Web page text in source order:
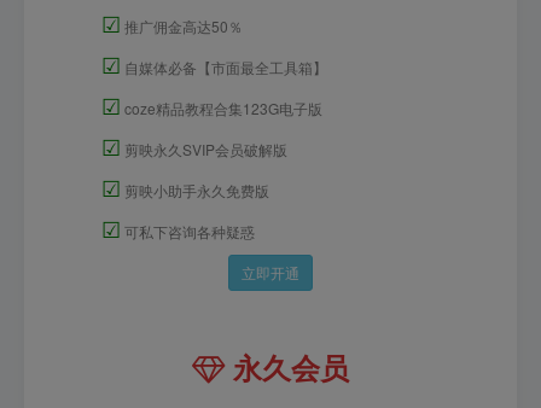
☑ 推广佣金高达50％
☑ 自媒体必备【市面最全工具箱】
☑ coze精品教程合集123G电子版
☑ 剪映永久SVIP会员破解版
☑ 剪映小助手永久免费版
☑ 可私下咨询各种疑惑
立即开通
永久会员